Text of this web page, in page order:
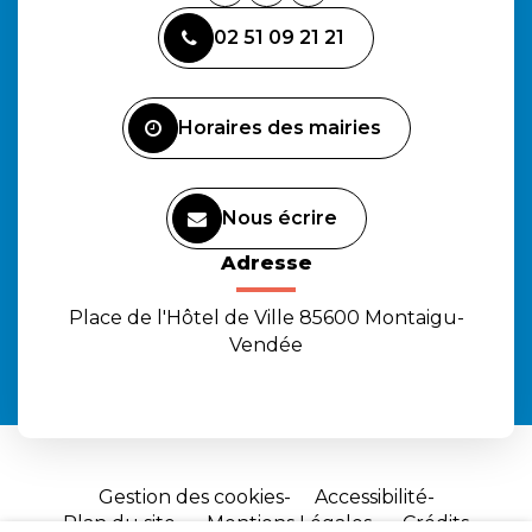
le
compte
le
compte
la
chaîne
02 51 09 21 21
Horaires des mairies
Nous écrire
Adresse
Place de l'Hôtel de Ville 85600 Montaigu-
Vendée
Gestion des cookies
Accessibilité
Plan du site
Mentions Légales Crédits